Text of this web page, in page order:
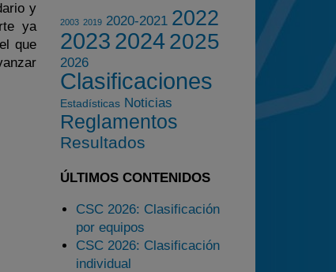
2024
Estadísticas
y
ya
que
2003 2019 2020-2021 2022
2023 20242025
2026
Clasificaciones
Estadísticas Noticias
Reglamentos
Resultados
ÚLTIMOS CONTENIDOS
CSC 2026: Clasificación
por equipos
CSC 2026: Clasificación
individual